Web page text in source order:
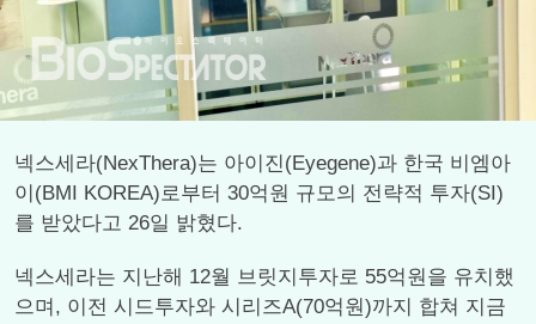
넥스세라(NexThera)는 아이진(Eyegene)과 한국 비엠아
이(BMI KOREA)로부터 30억원 규모의 전략적 투자(SI)
를 받았다고 26일 밝혔다.
넥스세라는 지난해 12월 브릿지투자로 55억원을 유치했
으며, 이전 시드투자와 시리즈A(70억원)까지 합쳐 지금